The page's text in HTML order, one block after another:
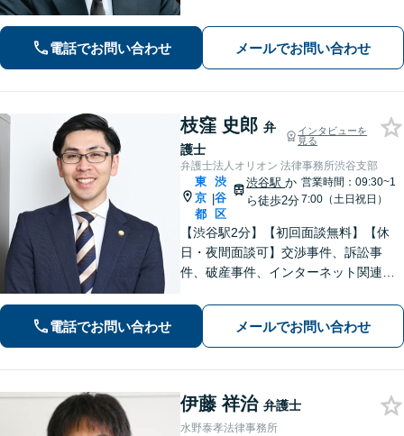
寄り添い最適な解決を目指します。
【初回相談可能】【WEB面談可能】
電話でお問い合わせ メールでお問い合わせ
枝窪 史郎 弁
護士
インタビューを
見る
弁護士法人オリオン 法律事務所渋谷支部
東
京
都
|
渋
谷
区
渋谷駅か
ら徒歩2分
営業時間：09:30~1
7:00（土日祝日）
【渋谷駅2分】【初回面談無料】【休
日・夜間面談可】交渉事件、訴訟事
件、破産事件、インターネット関連事
件など多様な法律問題に対応いたしま
す。法律問題を抱えるお客様の不安を
解消し、迅速に解決策を提供いたしま
す。
電話でお問い合わせ メールでお問い合わせ
伊藤 祥治 弁護士
水野泰孝法律事務所